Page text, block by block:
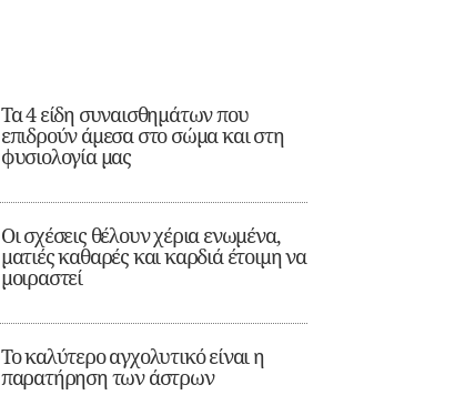
Τα 4 είδη συναισθημάτων που
επιδρούν άμεσα στο σώμα και στη
φυσιολογία μας
Οι σχέσεις θέλουν χέρια ενωμένα,
ματιές καθαρές και καρδιά έτοιμη να
μοιραστεί
Το καλύτερο αγχολυτικό είναι η
παρατήρηση των άστρων